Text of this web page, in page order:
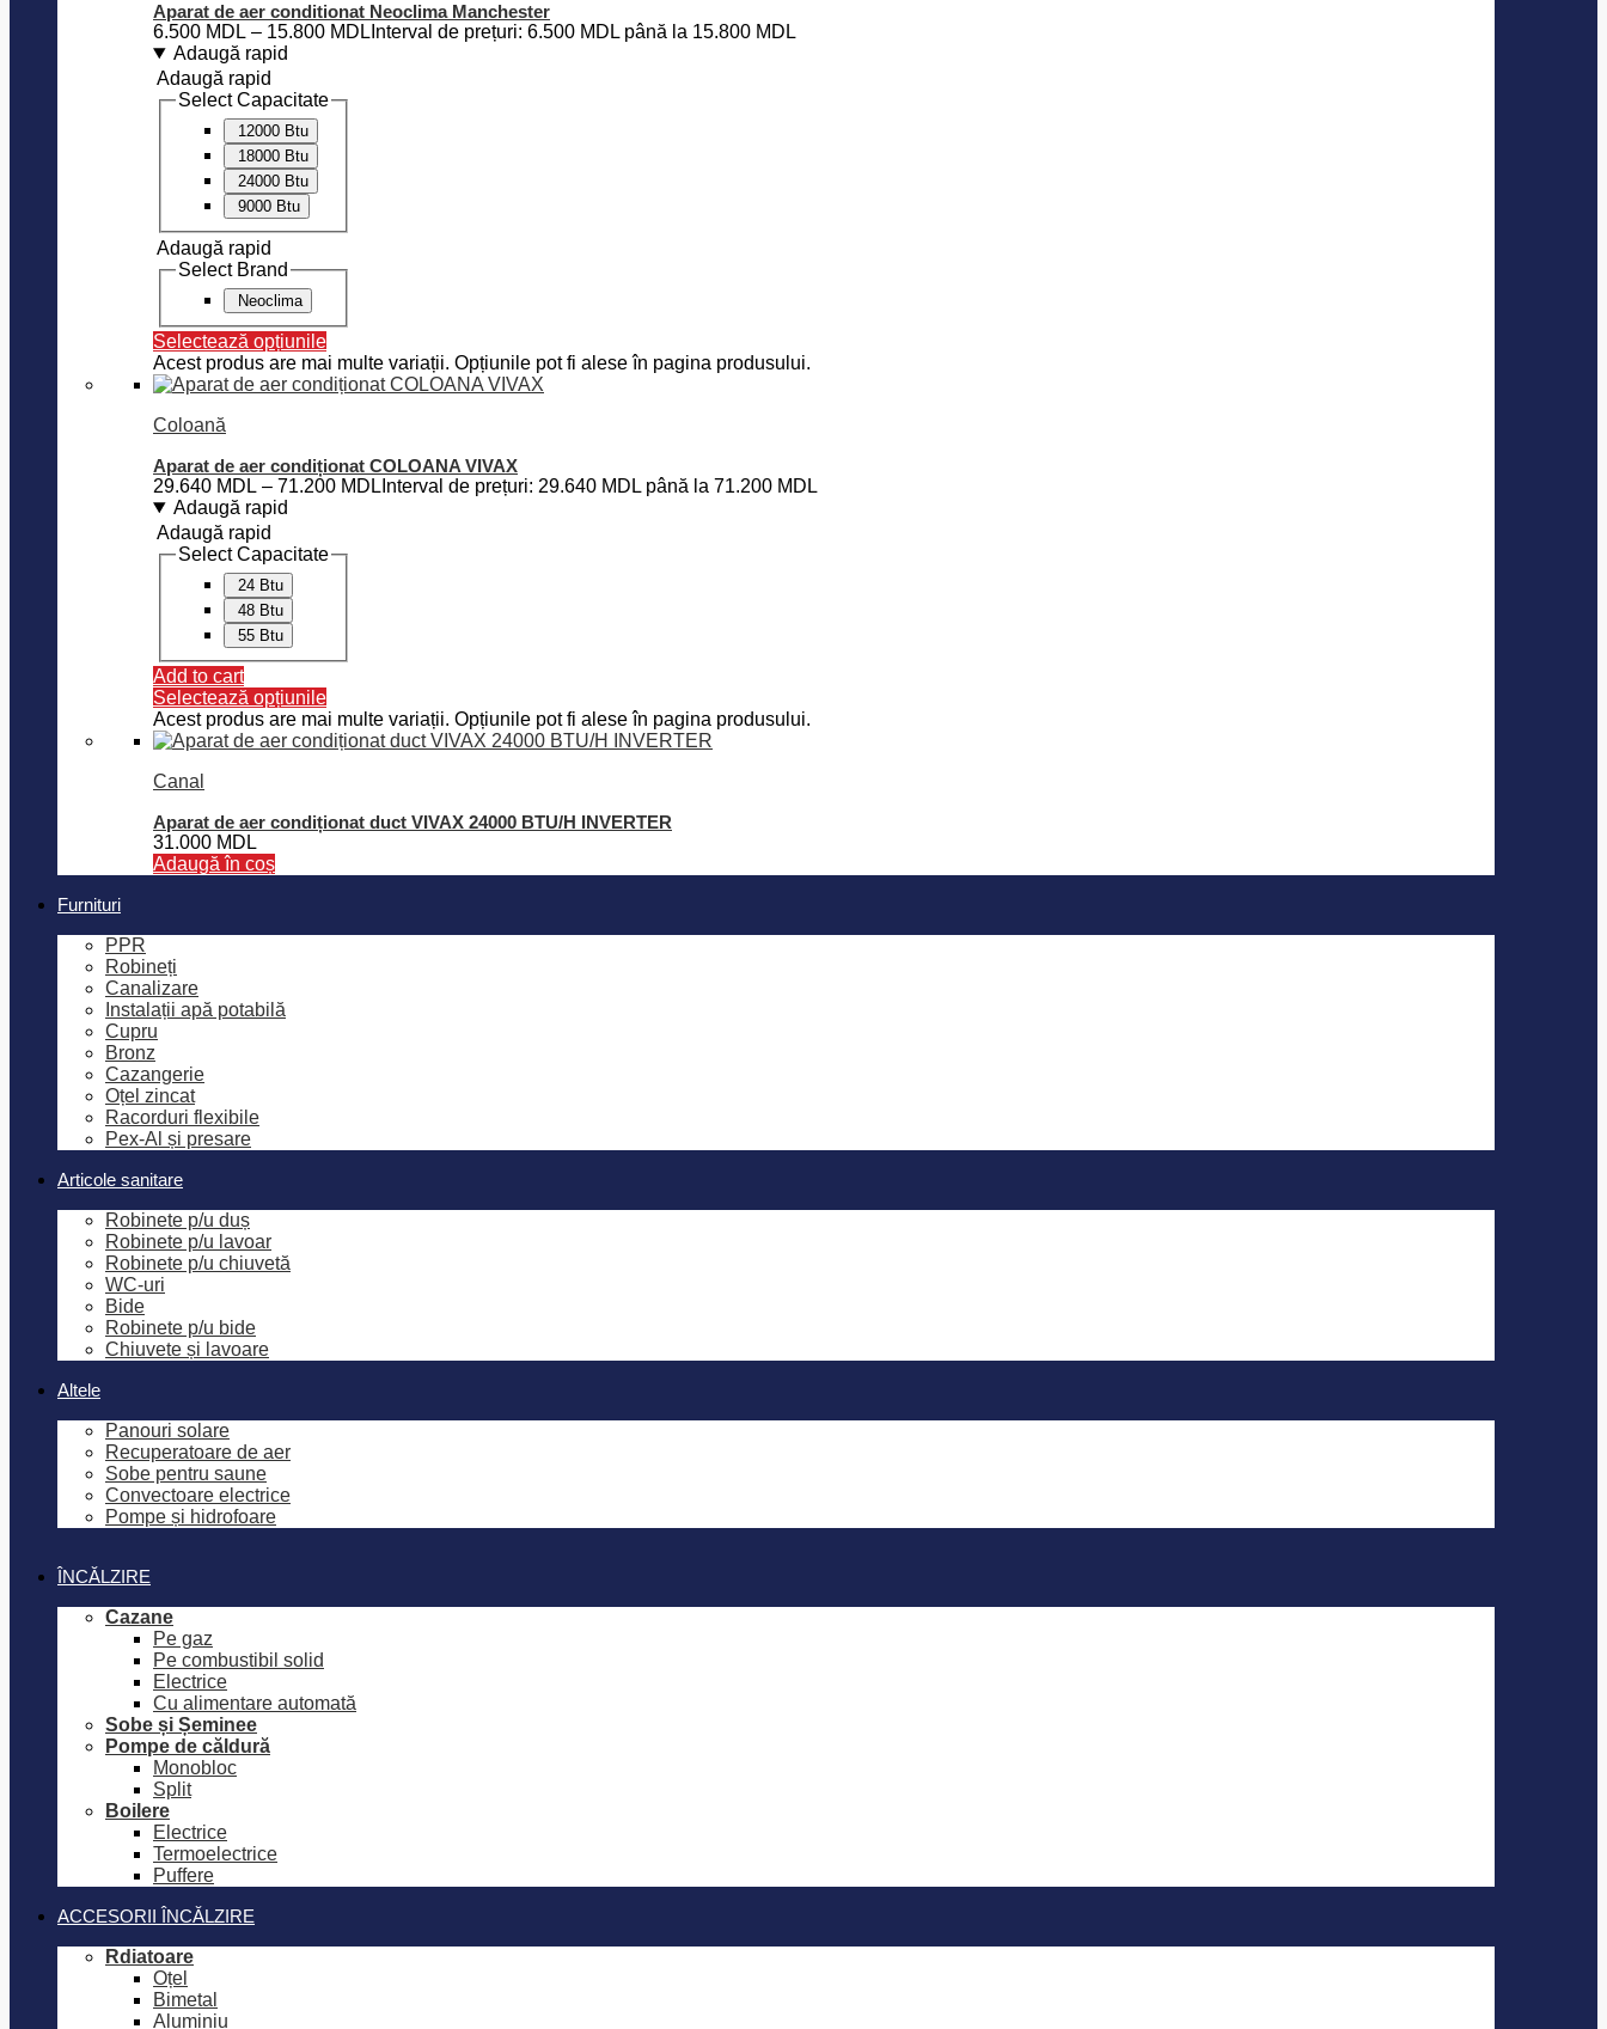
Aparat de aer conditionat Neoclima Manchester
6.500 MDL – 15.800 MDL Interval de prețuri: 6.500 MDL până la 15.800 MDL
Adaugă rapid
Adaugă rapid
Select Capacitate
12000 Btu
18000 Btu
24000 Btu
9000 Btu
Adaugă rapid
Select Brand
Neoclima
Selectează opțiunile
Acest produs are mai multe variații. Opțiunile pot fi alese în pagina produsului.
Coloană
Aparat de aer condiționat COLOANA VIVAX
29.640 MDL – 71.200 MDL Interval de prețuri: 29.640 MDL până la 71.200 MDL
Adaugă rapid
Adaugă rapid
Select Capacitate
24 Btu
48 Btu
55 Btu
Add to cart
Selectează opțiunile
Acest produs are mai multe variații. Opțiunile pot fi alese în pagina produsului.
Canal
Aparat de aer condiționat duct VIVAX 24000 BTU/H INVERTER
31.000 MDL
Adaugă în coș
Furnituri
PPR
Robineți
Canalizare
Instalații apă potabilă
Cupru
Bronz
Cazangerie
Oțel zincat
Racorduri flexibile
Pex-Al și presare
Articole sanitare
Robinete p/u duș
Robinete p/u lavoar
Robinete p/u chiuvetă
WC-uri
Bide
Robinete p/u bide
Chiuvete și lavoare
Altele
Panouri solare
Recuperatoare de aer
Sobe pentru saune
Convectoare electrice
Pompe și hidrofoare
ÎNCĂLZIRE
Cazane
Pe gaz
Pe combustibil solid
Electrice
Cu alimentare automată
Sobe și Șeminee
Pompe de căldură
Monobloc
Split
Boilere
Electrice
Termoelectrice
Puffere
ACCESORII ÎNCĂLZIRE
Rdiatoare
Oțel
Bimetal
Aluminiu